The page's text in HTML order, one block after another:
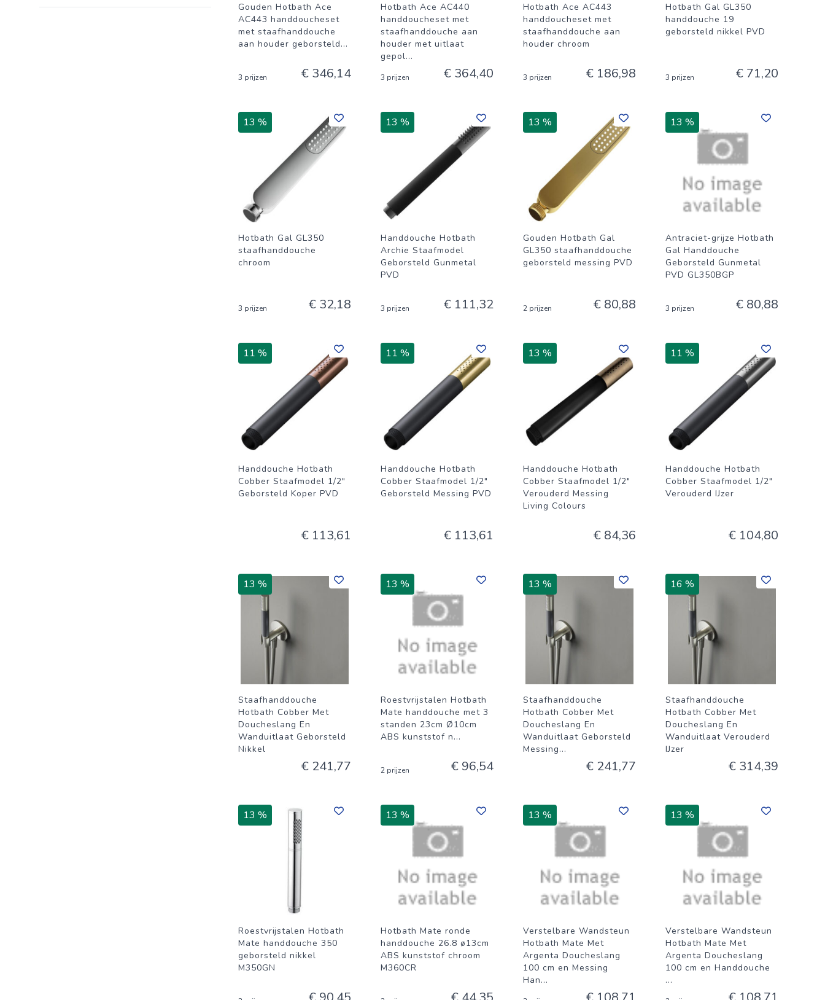
Gouden Hotbath Ace
AC443 handdoucheset
met staafhanddouche
aan houder geborsteld...
3 prijzen € 346,14
Hotbath Ace AC440
handdoucheset met
staafhanddouche aan
houder met uitlaat
gepol...
3 prijzen € 364,40
Hotbath Ace AC443
handdoucheset met
staafhanddouche aan
houder chroom
3 prijzen € 186,98
Hotbath Gal GL350
handdouche 19
geborsteld nikkel PVD
3 prijzen € 71,20
13 %
Hotbath Gal GL350
staafhanddouche
chroom
3 prijzen € 32,18
13 %
Handdouche Hotbath
Archie Staafmodel
Geborsteld Gunmetal
PVD
3 prijzen € 111,32
13 %
Gouden Hotbath Gal
GL350 staafhanddouche
geborsteld messing PVD
2 prijzen € 80,88
13 %
Antraciet-grijze Hotbath
Gal Handdouche
Geborsteld Gunmetal
PVD GL350BGP
3 prijzen € 80,88
11 %
Handdouche Hotbath
Cobber Staafmodel 1/2"
Geborsteld Koper PVD
€ 113,61
11 %
Handdouche Hotbath
Cobber Staafmodel 1/2"
Geborsteld Messing PVD
€ 113,61
13 %
Handdouche Hotbath
Cobber Staafmodel 1/2"
Verouderd Messing
Living Colours
€ 84,36
11 %
Handdouche Hotbath
Cobber Staafmodel 1/2"
Verouderd IJzer
€ 104,80
13 %
Staafhanddouche
Hotbath Cobber Met
Doucheslang En
Wanduitlaat Geborsteld
Nikkel
€ 241,77
13 %
Roestvrijstalen Hotbath
Mate handdouche met 3
standen 23cm Ø10cm
ABS kunststof n...
2 prijzen € 96,54
13 %
Staafhanddouche
Hotbath Cobber Met
Doucheslang En
Wanduitlaat Geborsteld
Messing...
€ 241,77
16 %
Staafhanddouche
Hotbath Cobber Met
Doucheslang En
Wanduitlaat Verouderd
IJzer
€ 314,39
13 %
Roestvrijstalen Hotbath
Mate handdouche 350
geborsteld nikkel
M350GN
13 %
Hotbath Mate ronde
handdouche 26.8 ø13cm
ABS kunststof chroom
M360CR
13 %
Verstelbare Wandsteun
Hotbath Mate Met
Argenta Doucheslang
100 cm en Messing
Han...
13 %
Verstelbare Wandsteun
Hotbath Mate Met
Argenta Doucheslang
100 cm en Handdouche
...